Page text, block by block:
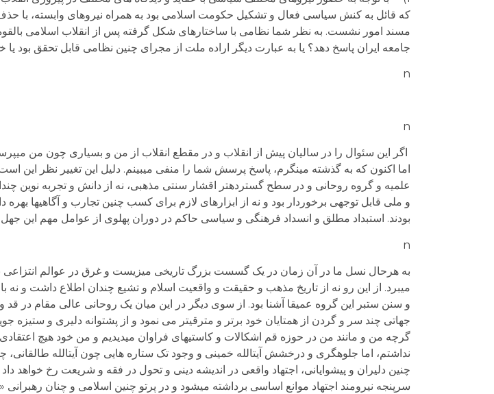
که قائل به کنش سیاسی فعال و تشکیل حکومت اسلامی بود به همراه نیروهای وابسته، با
مسند امور نشست. به نظر شما نظامی با ساختارهای شکل گرفته پس از انقلاب اسلامی
جامعه ایران پاسخ دهد؟ یا به عبارت دیگر اراده ملت از مجرای چنین نظامی قابل تحقق بود یا
n
n
اگر این سئوال را در سالیان پیش از انقلاب و در مقطع انقلاب از من و بسیاری چون من
اما اکنون که به گذشته می­نگرم، پاسخ پرسش شما را منفی می­بینم. دلیل این تغییر نظر این
علمیه و گروه روحانی و در سطح گسترده­تر اقشار سنتی مذهبی، نه از دانش و تجربه نوین
و ملی قابل توجهی برخوردار بود و نه از ابزارهای لازم برای کسب چنین تجارب و آگاهی­ها
بودند. استبداد مطلق و انسداد فرهنگی و سیاسی حاکم در دوران پهلوی از عوامل مهم این
n
به هرحال نسل ما در آن زمان در یک گسست بزرگ تاریخی می­زیست و غرق در عوالم انتزاعی
می­برد. از این رو نه از تاریخ مذهب و حقیقت و واقعیت اسلام و تشیع چندان اطلاع داشت و نه با
و سنن ستبر این گروه عمیقا آشنا بود. از سوی دیگر در این میان یک روحانی عالی مقام در
جهاتی چند سر و گردن از همتایان خود برتر و مترقی­تر می نمود و از پشتوانه دلیری و ستیزه
گرچه من و مانند من در حوزه قم اشکالات و کاستی­های فراوان می­دیدیم و من خود هیچ اعتقادی
نداشتم، اما جلوه­گری و درخشش آیت­الله خمینی و وجود تک ستاره هایی چون آیت­الله
چنین دلیران و پیشوایانی، اجتهاد واقعی در اندیشه دینی و تحول در فقه و شریعت رخ خواهد
سرپنجه نیرومند اجتهاد موانع اساسی برداشته می­شود و در پرتو چنین اسلامی و چنان